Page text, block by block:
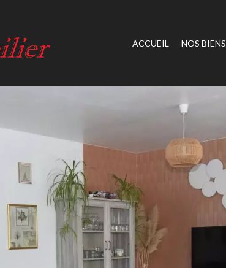
ACCUEIL NOS BIENS